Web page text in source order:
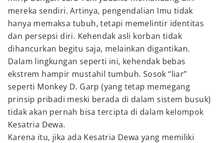
mereka sendiri. Artinya, pengendalian Imu tidak
hanya memaksa tubuh, tetapi memelintir identitas
dan persepsi diri. Kehendak asli korban tidak
dihancurkan begitu saja, melainkan digantikan.
Dalam lingkungan seperti ini, kehendak bebas
ekstrem hampir mustahil tumbuh. Sosok “liar”
seperti Monkey D. Garp (yang tetap memegang
prinsip pribadi meski berada di dalam sistem busuk)
tidak akan pernah bisa tercipta di dalam kelompok
Kesatria Dewa.
Karena itu, jika ada Kesatria Dewa yang memiliki